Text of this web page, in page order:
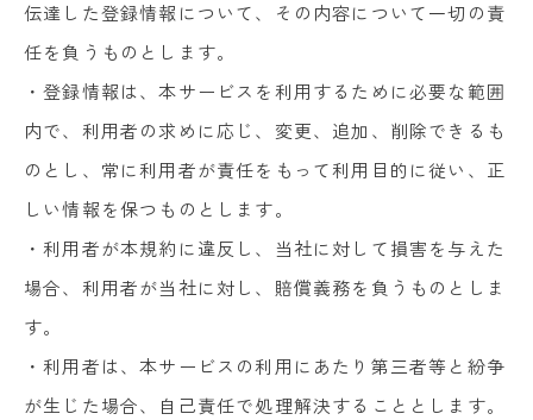
伝達した登録情報について、その内容について一切の責
任を負うものとします。
・登録情報は、本サービスを利用するために必要な範囲
内で、利用者の求めに応じ、変更、追加、削除できるも
のとし、常に利用者が責任をもって利用目的に従い、正
しい情報を保つものとします。
・利用者が本規約に違反し、当社に対して損害を与えた
場合、利用者が当社に対し、賠償義務を負うものとしま
す。
・利用者は、本サービスの利用にあたり第三者等と紛争
が生じた場合、自己責任で処理解決することとします。